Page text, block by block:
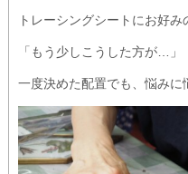
トレーシングシートにお好み
「もう少しこうした方が…
一度決めた配置でも、悩みに